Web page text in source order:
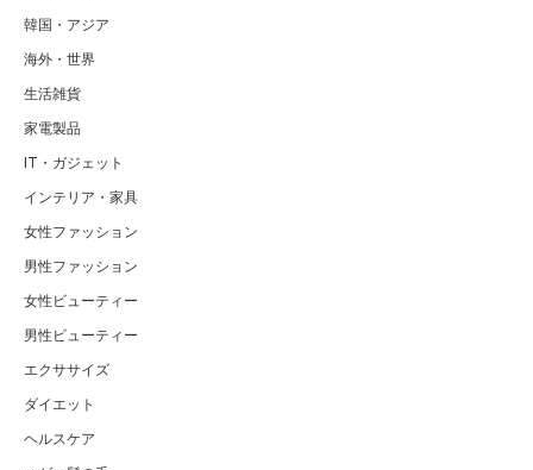
韓国・アジア
海外・世界
生活雑貨
家電製品
IT・ガジェット
インテリア・家具
女性ファッション
男性ファッション
女性ビューティー
男性ビューティー
エクササイズ
ダイエット
ヘルスケア